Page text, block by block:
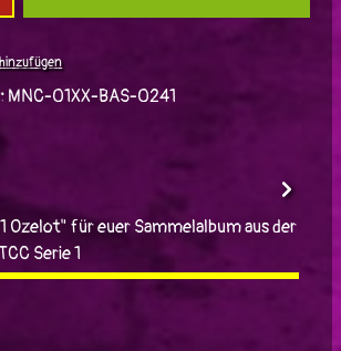
MNC-01XX-BAS-0241
Ozelot" für euer Sammelalbum aus der
Serie 1